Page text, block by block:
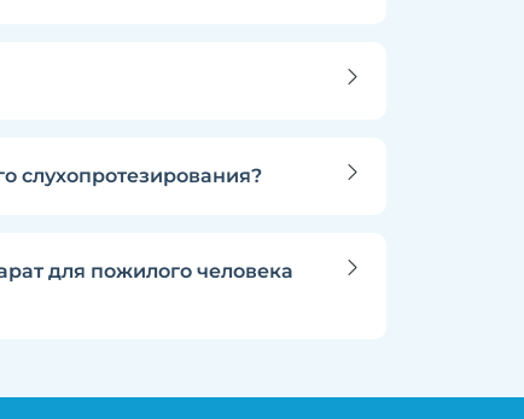
слухопротезирования?
для пожилого человека